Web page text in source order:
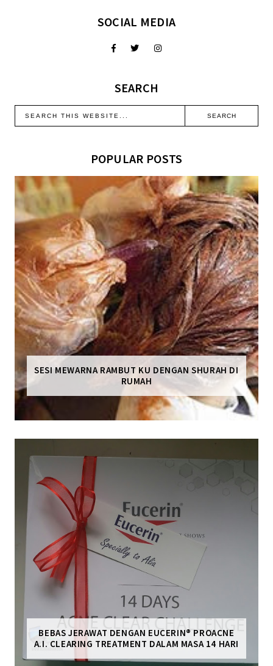
SOCIAL MEDIA
SEARCH
POPULAR POSTS
SESI MEWARNA RAMBUT KU DENGAN SHURAH DI
RUMAH
BEBAS JERAWAT DENGAN EUCERIN® PROACNE
A.I. CLEARING TREATMENT DALAM MASA 14 HARI